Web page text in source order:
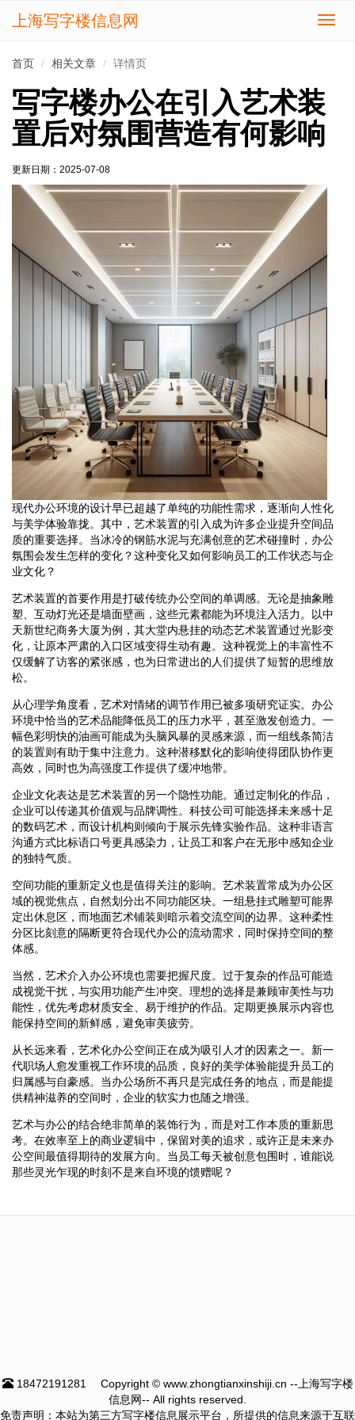
切
上海写字楼信息网
首页 相关文章 详情页
写字楼办公在引入艺术装
置后对氛围营造有何影响
更新日期： 2025-07-08
现代办公环境的设计早已超越了单纯的功能性需求，逐渐向人性化
与美学体验靠拢。其中，艺术装置的引入成为许多企业提升空间品
质的重要选择。当冰冷的钢筋水泥与充满创意的艺术碰撞时，办公
氛围会发生怎样的变化？这种变化又如何影响员工的工作状态与企
业文化？
艺术装置的首要作用是打破传统办公空间的单调感。无论是抽象雕
塑、互动灯光还是墙面壁画，这些元素都能为环境注入活力。以中
天新世纪商务大厦为例，其大堂内悬挂的动态艺术装置通过光影变
化，让原本严肃的入口区域变得生动有趣。这种视觉上的丰富性不
仅缓解了访客的紧张感，也为日常进出的人们提供了短暂的思维放
松。
从心理学角度看，艺术对情绪的调节作用已被多项研究证实。办公
环境中恰当的艺术品能降低员工的压力水平，甚至激发创造力。一
幅色彩明快的油画可能成为头脑风暴的灵感来源，而一组线条简洁
的装置则有助于集中注意力。这种潜移默化的影响使得团队协作更
高效，同时也为高强度工作提供了缓冲地带。
企业文化表达是艺术装置的另一个隐性功能。通过定制化的作品，
企业可以传递其价值观与品牌调性。科技公司可能选择未来感十足
的数码艺术，而设计机构则倾向于展示先锋实验作品。这种非语言
沟通方式比标语口号更具感染力，让员工和客户在无形中感知企业
的独特气质。
空间功能的重新定义也是值得关注的影响。艺术装置常成为办公区
域的视觉焦点，自然划分出不同功能区块。一组悬挂式雕塑可能界
定出休息区，而地面艺术铺装则暗示着交流空间的边界。这种柔性
分区比刻意的隔断更符合现代办公的流动需求，同时保持空间的整
体感。
当然，艺术介入办公环境也需要把握尺度。过于复杂的作品可能造
成视觉干扰，与实用功能产生冲突。理想的选择是兼顾审美性与功
能性，优先考虑材质安全、易于维护的作品。定期更换展示内容也
能保持空间的新鲜感，避免审美疲劳。
从长远来看，艺术化办公空间正在成为吸引人才的因素之一。新一
代职场人愈发重视工作环境的品质，良好的美学体验能提升员工的
归属感与自豪感。当办公场所不再只是完成任务的地点，而是能提
供精神滋养的空间时，企业的软实力也随之增强。
艺术与办公的结合绝非简单的装饰行为，而是对工作本质的重新思
考。在效率至上的商业逻辑中，保留对美的追求，或许正是未来办
公空间最值得期待的发展方向。当员工每天被创意包围时，谁能说
那些灵光乍现的时刻不是来自环境的馈赠呢？
18472191281
Copyright © www.zhongtianxinshiji.cn --上海写字楼
信息网-- All rights reserved.
免责声明：本站为第三方写字楼信息展示平台，所提供的信息来源于互联